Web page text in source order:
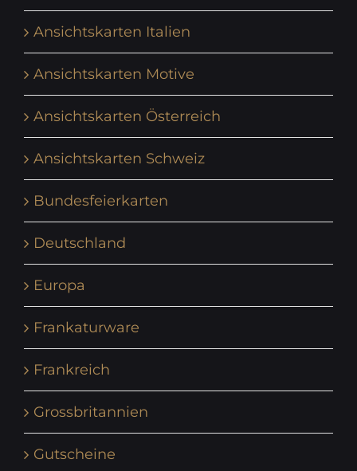
Ansichtskarten Italien
Ansichtskarten Motive
Ansichtskarten Österreich
Ansichtskarten Schweiz
Bundesfeierkarten
Deutschland
Europa
Frankaturware
Frankreich
Grossbritannien
Gutscheine